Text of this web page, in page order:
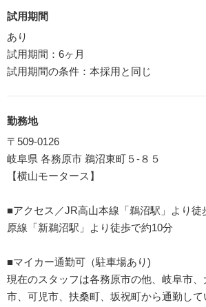
試用期間
あり
試用期間：6ヶ月
試用期間の条件：本採用と同じ
勤務地
〒509-0126
岐阜県 各務原市 鵜沼東町５-８５
【横山モータース】
■アクセス／JR高山本線「鵜沼駅」より徒
原線「新鵜沼駅」より徒歩で約10分
■マイカー通勤可（駐車場あり)
現在のスタッフは各務原市の他、岐阜市
市、可児市、扶桑町、坂祝町から通勤して